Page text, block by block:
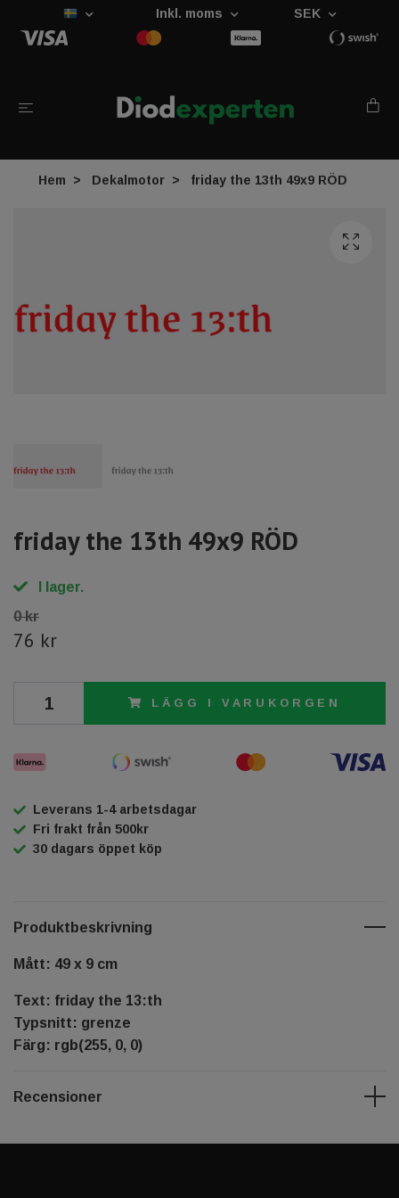
Inkl. moms SEK
Hem Dekalmotor friday the 13th 49x9 RÖD
friday the 13th 49x9 RÖD
I lager.
0 kr
76 kr
LÄGG I VARUKORGEN
Leverans 1-4 arbetsdagar
Fri frakt från 500kr
30 dagars öppet köp
Produktbeskrivning
Mått: 49 x 9 cm
Text: friday the 13:th
Typsnitt: grenze
Färg: rgb(255, 0, 0)
Recensioner